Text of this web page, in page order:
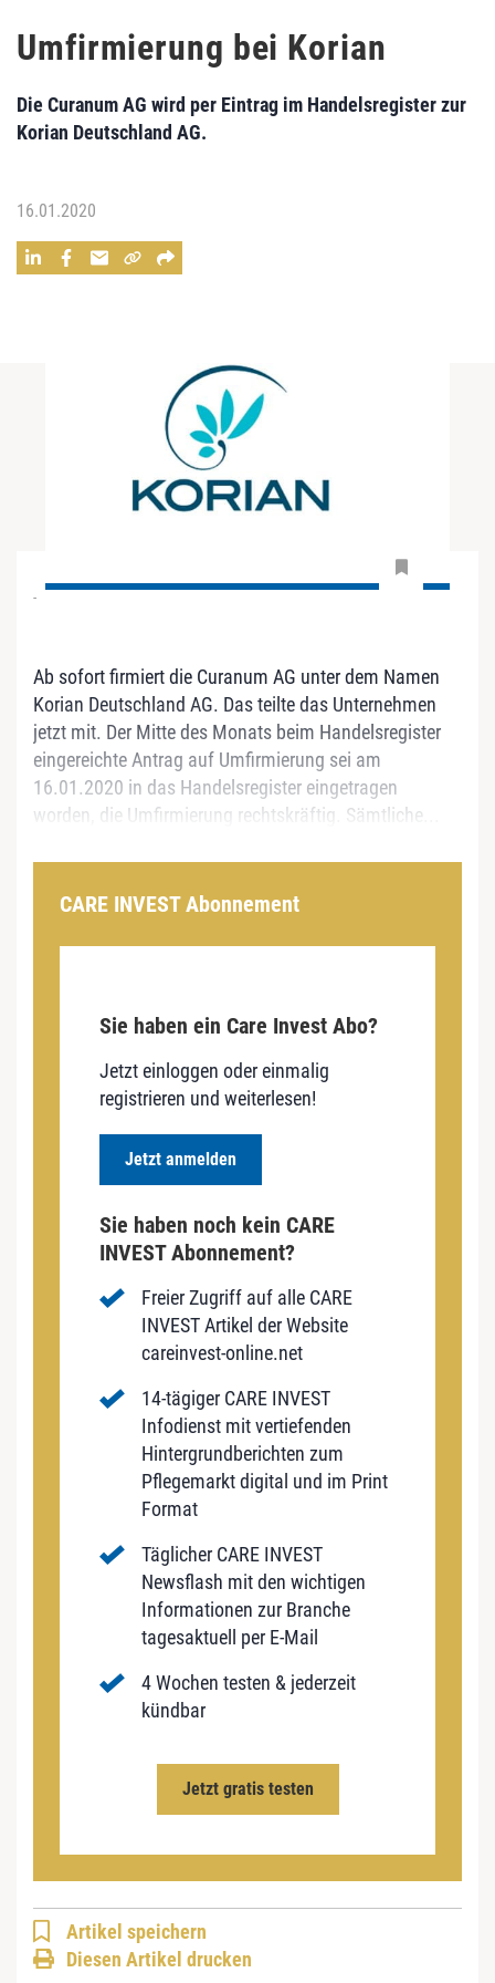
Umfirmierung bei Korian
Die Curanum AG wird per Eintrag im Handelsregister zur
Korian Deutschland AG.
16.01.2020
-
Ab sofort firmiert die Curanum AG unter dem Namen
Korian Deutschland AG. Das teilte das Unternehmen
jetzt mit. Der Mitte des Monats beim Handelsregister
eingereichte Antrag auf Umfirmierung sei am
16.01.2020 in das Handelsregister eingetragen
worden, die Umfirmierung rechtskräftig. Sämtliche...
CARE INVEST Abonnement
Sie haben ein Care Invest Abo?
Jetzt einloggen oder einmalig
registrieren und weiterlesen!
Jetzt anmelden
Sie haben noch kein CARE
INVEST Abonnement?
Freier Zugriff auf alle CARE
INVEST Artikel der Website
careinvest-online.net
14-tägiger CARE INVEST
Infodienst mit vertiefenden
Hintergrundberichten zum
Pflegemarkt digital und im Print
Format
Täglicher CARE INVEST
Newsflash mit den wichtigen
Informationen zur Branche
tagesaktuell per E-Mail
4 Wochen testen & jederzeit
kündbar
Jetzt gratis testen
Artikel speichern
Diesen Artikel drucken